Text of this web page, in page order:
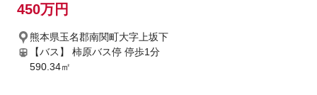
450万円
熊本県玉名郡南関町大字上坂下
【バス】 柿原バス停 停歩1分
590.34㎡